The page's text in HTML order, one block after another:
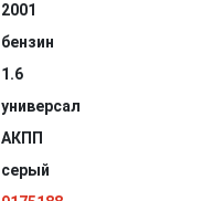
2001
бензин
1.6
универсал
АКПП
серый